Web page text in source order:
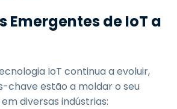
Emergentes de IoT a
IoT continua a evoluir,
chave estão a moldar o seu
diversas indústrias: